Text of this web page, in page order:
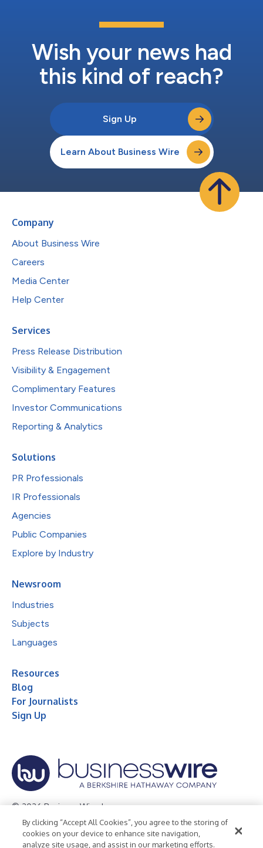
Wish your news had
this kind of reach?
Sign Up
Learn About Business Wire
Company
About Business Wire
Careers
Media Center
Help Center
Services
Press Release Distribution
Visibility & Engagement
Complimentary Features
Investor Communications
Reporting & Analytics
Solutions
PR Professionals
IR Professionals
Agencies
Public Companies
Explore by Industry
Newsroom
Industries
Subjects
Languages
Resources
Blog
For Journalists
Sign Up
© 2026 Business Wire, Inc.
Privacy Policy Cookie Policy
Accessibility Statement
By clicking “Accept All Cookies”, you agree to the storing of
cookies on your device to enhance site navigation,
analyze site usage, and assist in our marketing efforts.